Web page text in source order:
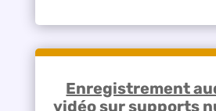
Enregistrement
vidéo sur supports